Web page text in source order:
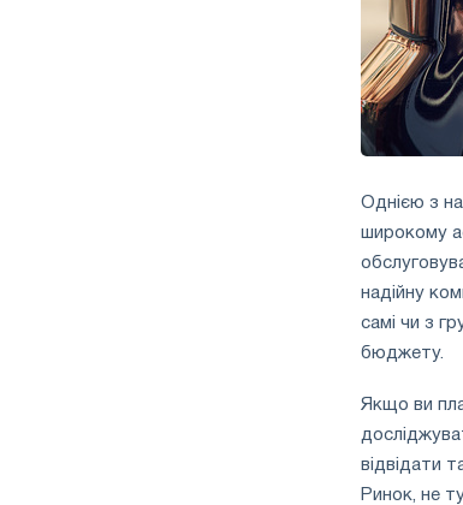
Однією з
широкому
надійну
самі чи з
бюджету.
Якщо ви
відвідати
Ринок, не